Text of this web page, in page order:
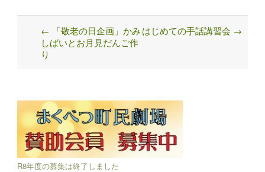
Post
navigation
←
「敬老の日企画」かみ
しばいとお月見だんご作
り
はじめての手話講習会 →
R8年度の募集は終了しました